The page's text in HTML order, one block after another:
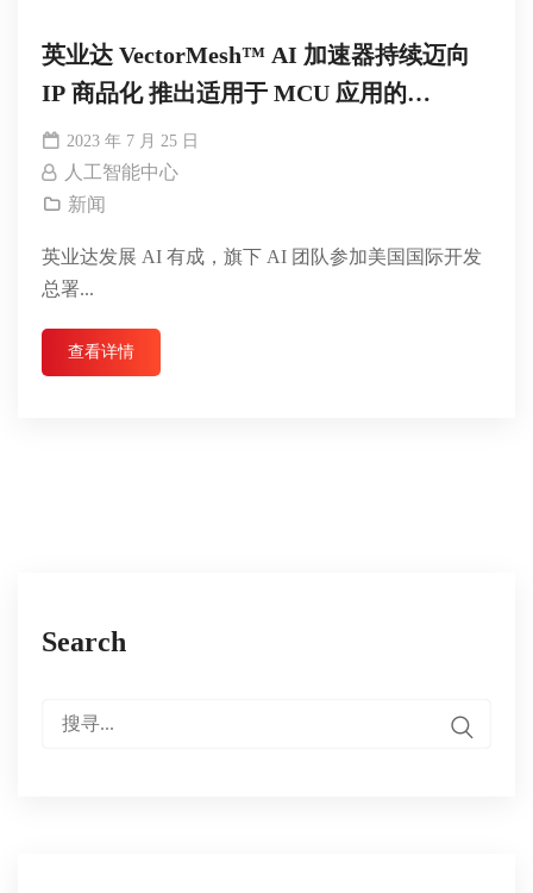
英业达 VectorMesh™ AI 加速器持续迈向
IP 商品化 推出适用于 MCU 应用的
Minima™ 系列
2023 年 7 月 25 日
人工智能中心
新闻
英业达发展 AI 有成，旗下 AI 团队参加美国国际开发
总署...
查看详情
Search